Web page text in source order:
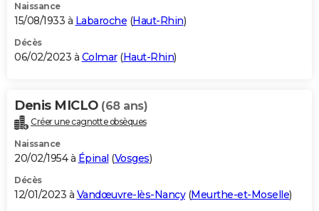
Naissance
15/08/1933 à Labaroche (Haut-Rhin)
Décès
06/02/2023 à Colmar(Haut-Rhin)
Denis MICLO (68 ans)
Créer une cagnotte obsèques
Naissance
20/02/1954 à Épinal (Vosges)
Décès
12/01/2023 à Vandœuvre-lès-Nancy(Meurthe-et-Moselle)